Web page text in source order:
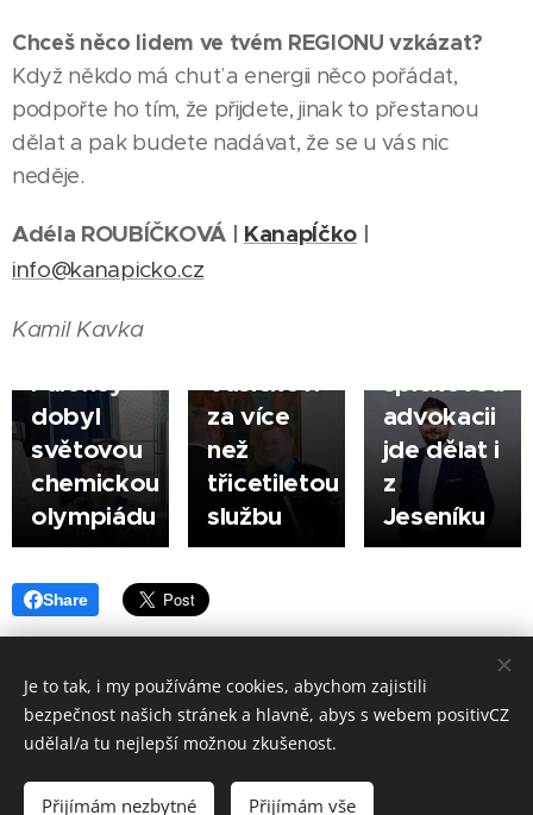
Chceš něco lidem ve tvém REGIONU vzkázat?
Když někdo má chuť a energii něco pořádat,
podpořte ho tím, že přijdete, jinak to přestanou
dělat a pak budete nadávat, že se u vás nic
neděje.
Adéla ROUBÍČKOVÁ | KanapÍčko |
info@kanapicko.cz
Kamil Kavka
05.08.2026
ŠUMPERK
|Zlatý
hoch ze
Šumperka
Paloncý
dobyl
světovou
chemickou
olympiádu
03.08.2026
HODONÍN
poděkovalo
řediteli
Vašíčkovi
za více
než
třicetiletou
službu
špičkovou
advokacii
jde dělat i
z
Jeseníku
Share
Made in positivCZ © 2026. Všechna práva vyhrazena.
Provozuje: Kamil Kavka, Kalvodova 1405/3, 790 01 Jeseník, IČ: 699 98
833.
Je to tak, i my používáme cookies, abychom zajistili
bezpečnost našich stránek a hlavně, abys s webem positivCZ
udělal/a tu nejlepší možnou zkušenost.
Přijímám nezbytné Přijímám vše